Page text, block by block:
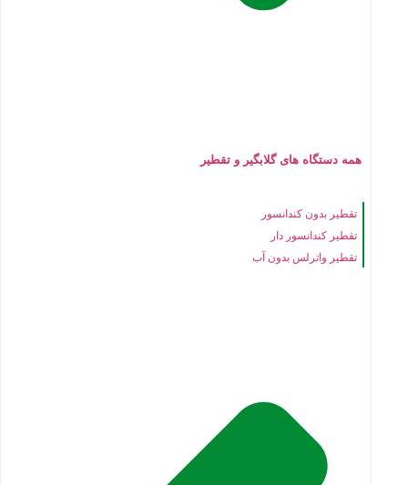
همه دستگاه های گلابگیر و تقطیر
تقطیر بدون کندانسور
تقطیر کندانسور دار
تقطیر واترلس بدون آب